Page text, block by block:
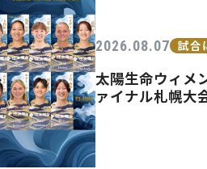
2026.08.07 試合
太陽生命ウィメ
ァイナル札幌大